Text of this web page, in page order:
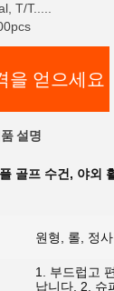
T/T.....
을 얻으세요
설명
골프 수건 , 야외
원형, 롤, 정
1. 부드럽고
납니다. 2. 슈